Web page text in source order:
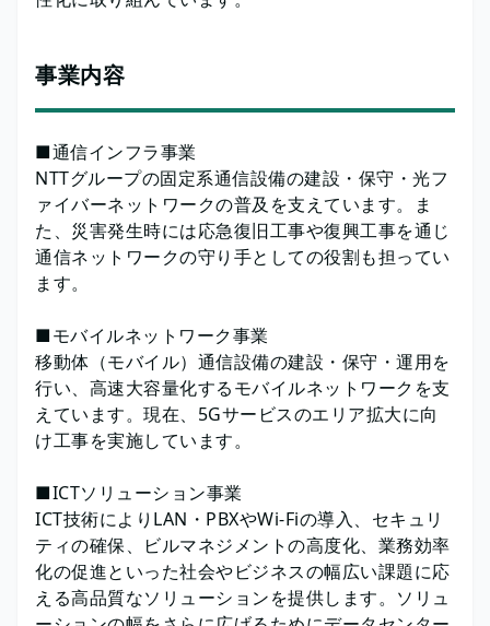
事業内容
■通信インフラ事業
NTTグループの固定系通信設備の建設・保守・光フ
ァイバーネットワークの普及を支えています。ま
た、災害発生時には応急復旧工事や復興工事を通じ
通信ネットワークの守り手としての役割も担ってい
ます。
■モバイルネットワーク事業
移動体（モバイル）通信設備の建設・保守・運用を
行い、高速大容量化するモバイルネットワークを支
えています。現在、5Gサービスのエリア拡大に向
け工事を実施しています。
■ICTソリューション事業
ICT技術によりLAN・PBXやWi-Fiの導入、セキュリ
ティの確保、ビルマネジメントの高度化、業務効率
化の促進といった社会やビジネスの幅広い課題に応
える高品質なソリューションを提供します。ソリュ